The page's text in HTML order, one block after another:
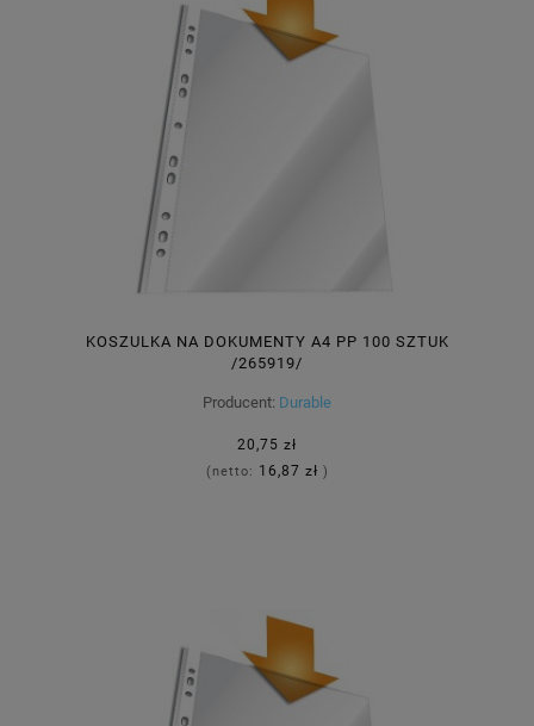
KOSZULKA NA DOKUMENTY A4 PP 100 SZTUK
/265919/
Producent: Durable
20,75 zł
(netto: 16,87 zł )